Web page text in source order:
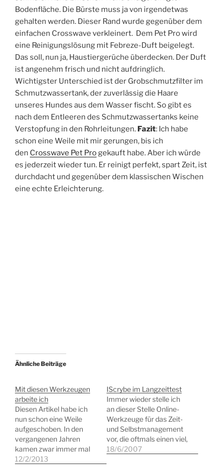
Bodenfläche. Die Bürste muss ja von irgendetwas
gehalten werden. Dieser Rand wurde gegenüber dem
einfachen Crosswave verkleinert. Dem Pet Pro wird
eine Reinigungslösung mit Febreze-Duft beigelegt.
Das soll, nun ja, Haustiergerüche überdecken. Der Duft
ist angenehm frisch und nicht aufdringlich.
Wichtigster Unterschied ist der Grobschmutzfilter im
Schmutzwassertank, der zuverlässig die Haare
unseres Hundes aus dem Wasser fischt. So gibt es
nach dem Entleeren des Schmutzwassertanks keine
Verstopfung in den Rohrleitungen. Fazit: Ich habe
schon eine Weile mit mir gerungen, bis ich
den Crosswave Pet Progekauft habe. Aber ich würde
es jederzeit wieder tun. Er reinigt perfekt, spart Zeit, ist
durchdacht und gegenüber dem klassischen Wischen
eine echte Erleichterung.
Ähnliche Beiträge
Mit diesen Werkzeugen
arbeite ich
Diesen Artikel habe ich
nun schon eine Weile
aufgeschoben. In den
vergangenen Jahren
kamen zwar immer mal
wieder persönliche Mails,
12/2/2013
IScrybe im Langzeittest
Immer wieder stelle ich
an dieser Stelle Online-
Werkzeuge für das Zeit-
und Selbstmanagement
vor, die oftmals einen viel,
häufig aber auch einen
18/6/2007